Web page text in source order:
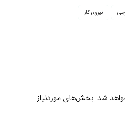
نیروی کار
شد. بخش‌های موردنیاز